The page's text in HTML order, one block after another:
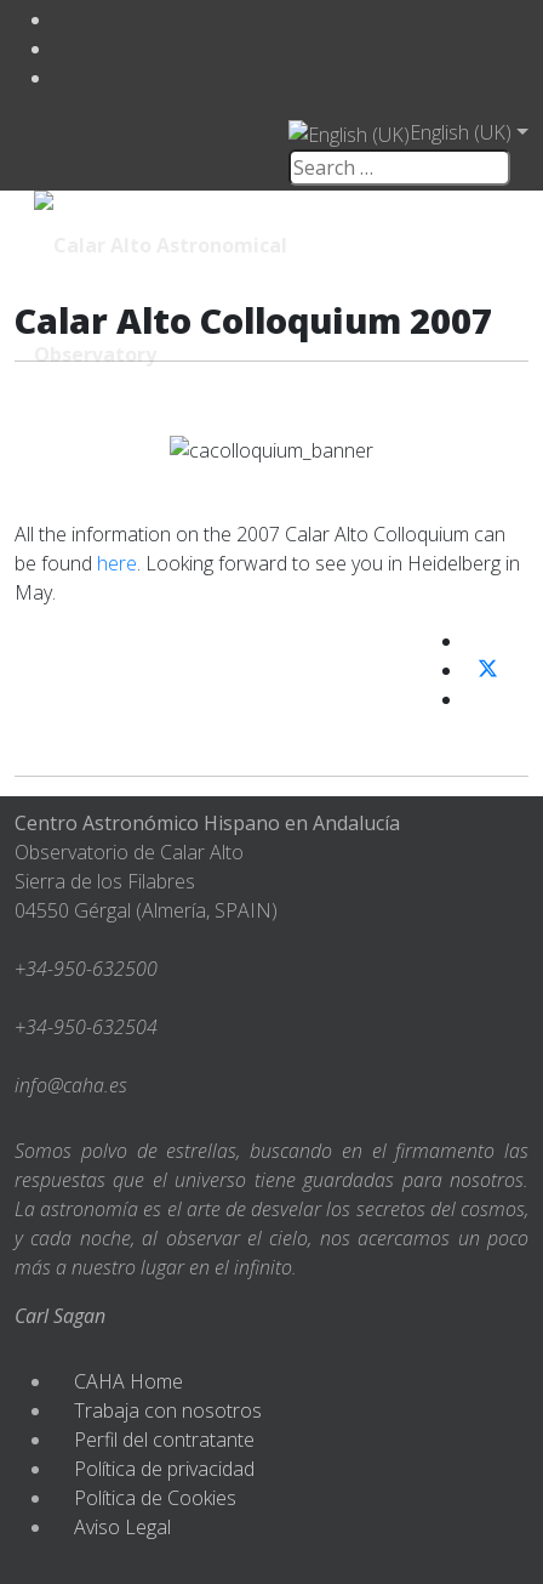
English (UK)
Calar Alto Colloquium 2007
All the information on the 2007 Calar Alto Colloquium can
be found here. Looking forward to see you in Heidelberg in
May.
Centro Astronómico Hispano en Andalucía
Observatorio de Calar Alto
Sierra de los Filabres
04550 Gérgal (Almería, SPAIN)
+34-950-632500
+34-950-632504
info@caha.es
Somos polvo de estrellas, buscando en el firmamento las
respuestas que el universo tiene guardadas para nosotros.
La astronomía es el arte de desvelar los secretos del cosmos,
y cada noche, al observar el cielo, nos acercamos un poco
más a nuestro lugar en el infinito.
Carl Sagan
CAHA Home
Trabaja con nosotros
Perfil del contratante
Política de privacidad
Política de Cookies
Aviso Legal